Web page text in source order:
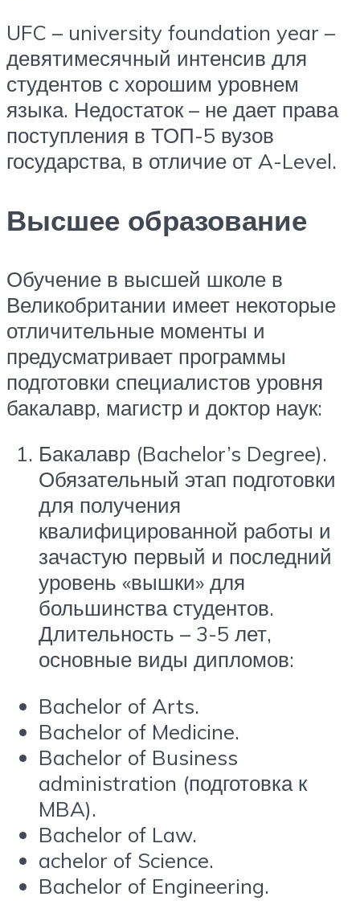
UFC – university foundation year –
девятимесячный интенсив для
студентов с хорошим уровнем
языка. Недостаток – не дает права
поступления в ТОП-5 вузов
государства, в отличие от A-Level.
Высшее образование
Обучение в высшей школе в
Великобритании имеет некоторые
отличительные моменты и
предусматривает программы
подготовки специалистов уровня
бакалавр, магистр и доктор наук:
Бакалавр (Bachelor’s Degree).
Обязательный этап подготовки
для получения
квалифицированной работы и
зачастую первый и последний
уровень «вышки» для
большинства студентов.
Длительность – 3-5 лет,
основные виды дипломов:
Bachelor of Arts.
Bachelor of Medicine.
Bachelor of Business
administration (подготовка к
MBA).
Bachelor of Law.
achelor of Science.
Bachelor of Engineering.